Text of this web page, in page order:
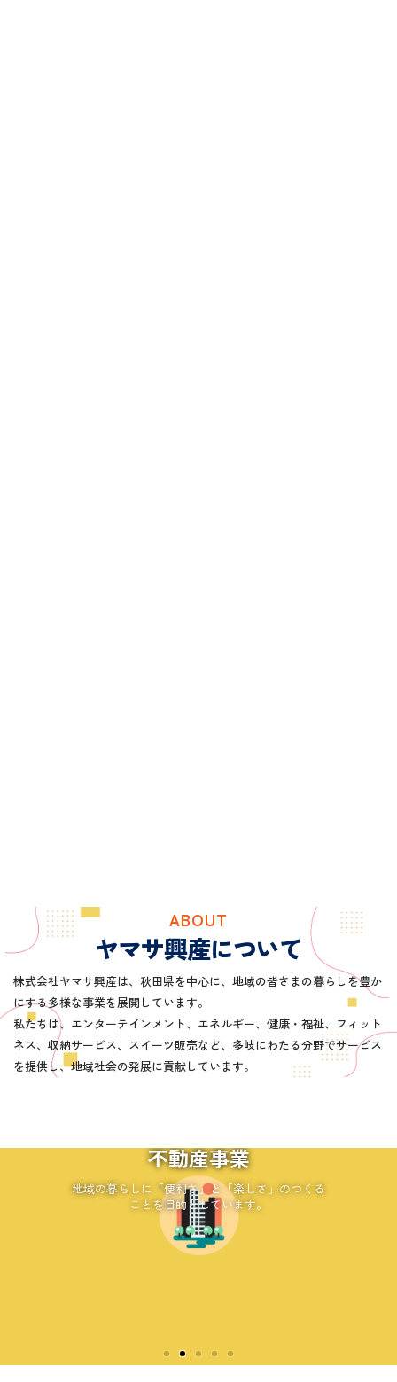
ABOUT
ヤマサ興産について
株式会社ヤマサ興産は、秋田県を中心に、地域の皆さまの暮らしを豊か
にする多様な事業を展開しています。
私たちは、エンターテインメント、エネルギー、健康・福祉、フィット
ネス、収納サービス、スイーツ販売など、多岐にわたる分野でサービス
を提供し、地域社会の発展に貢献しています。
ウェルネス事業
運動を通じて、人々の心身の健康の維
持・向上をサポートし、地域の暮らし
に「元気」と「笑顔」を生み出すこと
を目的としています。
不動産事業
地域の暮らしに「便利さ」と「楽し
さ」のつくることを目的としていま
小売事業
地域の暮らしに「おいしさ」、「笑
顔」をつくることを目的としていま
再生エネルギー事業
太陽光発電と小形風力発電事業を通じ
て環境問題への貢献を目的にしていま
情報配信事業
広域大仙圏のハッピーニュースをお届
けするインターネットの情報配信サー
ビスで、地域の暮らしに「楽しさ」と
「笑顔」と「いいね！」を創ることを
目指します。
ウェルネス事業
運動を通じて、人々の心身の健康の維
持・向上をサポートし、地域の暮らし
に「元気」と「笑顔」を生み出すこと
を目的としています。
不動産事業
地域の暮らしに「便利さ」と「楽し
さ」のつくることを目的としていま
小売事業
地域の暮らしに「おいしさ」、「笑
顔」をつくることを目的としていま
再生エネルギー事業
太陽光発電と小形風力発電事業を通じ
て環境問題への貢献を目的にしていま
情報配信事業
広域大仙圏のハッピーニュースをお届
けするインターネットの情報配信サー
ビスで、地域の暮らしに「楽しさ」と
「笑顔」と「いいね！」を創ることを
目指します。
ウェルネス事業
運動を通じて、人々の心身の健康の維
持・向上をサポートし、地域の暮らし
に「元気」と「笑顔」を生み出すこと
を目的としています。
不動産事業
地域の暮らしに「便利さ」と「楽し
さ」のつくることを目的としていま
小売事業
地域の暮らしに「おいしさ」、「笑
顔」をつくることを目的としていま
再生エネルギー事業
太陽光発電と小形風力発電事業を通じ
て環境問題への貢献を目的にしていま
情報配信事業
広域大仙圏のハッピーニュースをお届
けするインターネットの情報配信サー
ビスで、地域の暮らしに「楽しさ」と
「笑顔」と「いいね！」を創ることを
目指します。